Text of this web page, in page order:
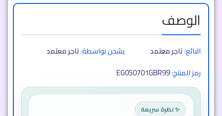
الوصف
البائع:تاجر معتمد يشحن بواسطة:تاجر معتمد
رمز المنتج:EG050701GBR99
✨ نظرة سريعة